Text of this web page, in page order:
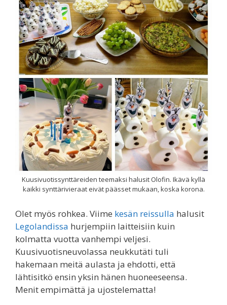
Kuusivuotissynttäreiden teemaksi halusit Olofin. Ikävä kyllä
kaikki synttärivieraat eivät päässet mukaan, koska korona.
Olet myös rohkea. Viime kesän reissulla halusit
Legolandissa hurjempiin laitteisiin kuin
kolmatta vuotta vanhempi veljesi.
Kuusivuotisneuvolassa neukkutäti tuli
hakemaan meitä aulasta ja ehdotti, että
lähtisitkö ensin yksin hänen huoneeseensa.
Menit empimättä ja ujostelematta!